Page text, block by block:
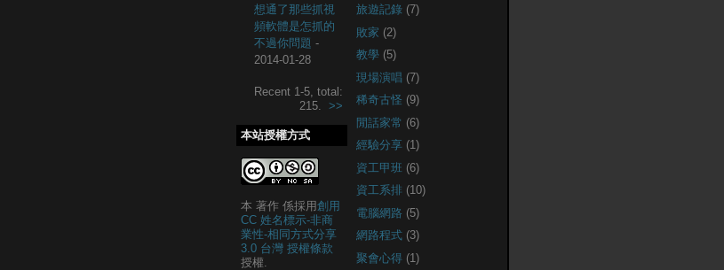
旅遊記錄 (7)
敗家 (2)
教學 (5)
現場演唱 (7)
稀奇古怪 (9)
閒話家常 (6)
經驗分享 (1)
資工甲班 (6)
資工系排 (10)
電腦網路 (5)
網路程式 (3)
聚會心得 (1)
想通了那些抓視
頻軟體是怎抓的
不過你問題 -
2014-01-28
Recent 1-5, total:
215. >>
本站授權方式
本 著作 係採用創用
CC 姓名標示-非商
業性-相同方式分享
3.0 台灣 授權條款
授權.